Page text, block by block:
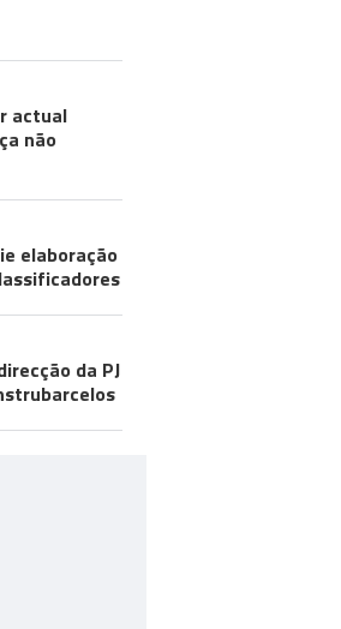
actual
não
elaboração
da PJ